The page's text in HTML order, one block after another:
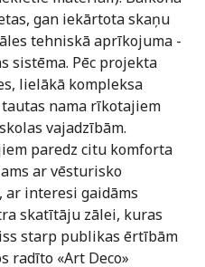
gan iekārtota skaņu
tehniskā aprīkojuma -
sistēma. Pēc projekta
lielākā kompleksa
nama rīkotajiem
vajadzībām.
paredz citu komforta
ar vēsturisko
interesi gaidāms
skatītāju zālei, kuras
starp publikas ērtībām
radīto «Art Deco»